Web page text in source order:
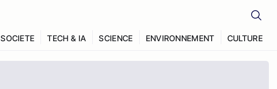
SOCIETE TECH & IA SCIENCE ENVIRONNEMENT CULTURE